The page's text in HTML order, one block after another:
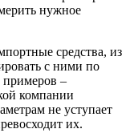
нужное
средства, из
с ними по
–
компании
не уступает
их.